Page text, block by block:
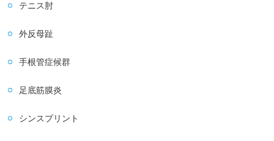
テニス肘
外反母趾
手根管症候群
足底筋膜炎
シンスプリント